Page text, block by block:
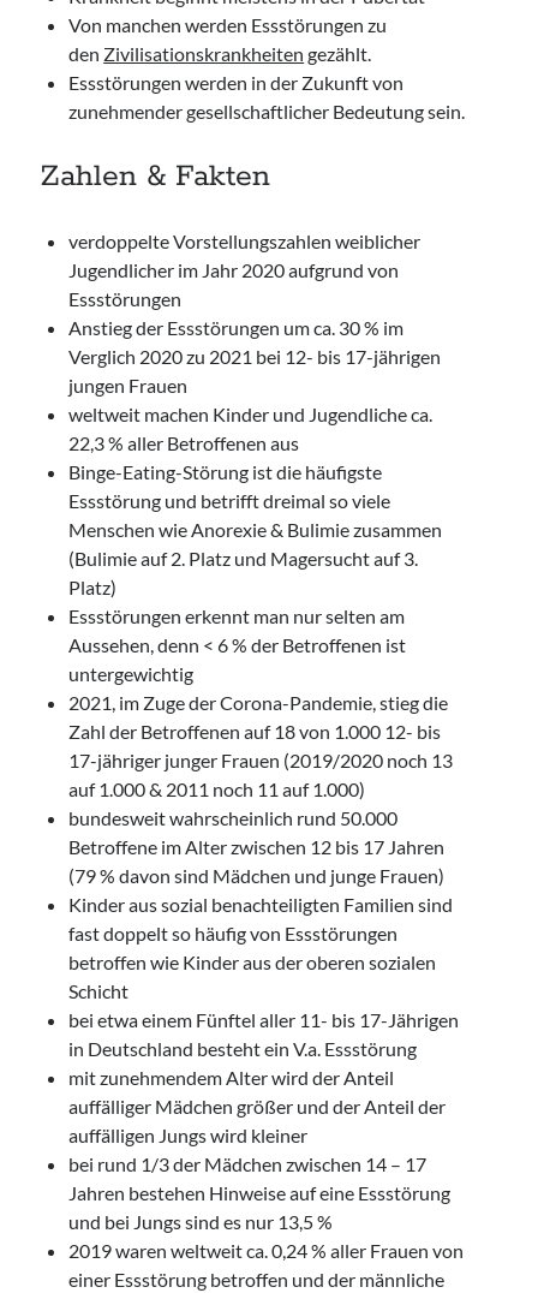
Von manchen werden Essstörungen zu
den Zivilisationskrankheiten gezählt.
Essstörungen werden in der Zukunft von
zunehmender gesellschaftlicher Bedeutung sein.
Zahlen & Fakten
verdoppelte Vorstellungszahlen weiblicher
Jugendlicher im Jahr 2020 aufgrund von
Essstörungen
Anstieg der Essstörungen um ca. 30 % im
Verglich 2020 zu 2021 bei 12- bis 17-jährigen
jungen Frauen
weltweit machen Kinder und Jugendliche ca.
22,3 % aller Betroffenen aus
Binge-Eating-Störung ist die häufigste
Essstörung und betrifft dreimal so viele
Menschen wie Anorexie & Bulimie zusammen
(Bulimie auf 2. Platz und Magersucht auf 3.
Platz)
Essstörungen erkennt man nur selten am
Aussehen, denn < 6 % der Betroffenen ist
untergewichtig
2021, im Zuge der Corona-Pandemie, stieg die
Zahl der Betroffenen auf 18 von 1.000 12- bis
17-jähriger junger Frauen (2019/2020 noch 13
auf 1.000 & 2011 noch 11 auf 1.000)
bundesweit wahrscheinlich rund 50.000
Betroffene im Alter zwischen 12 bis 17 Jahren
(79 % davon sind Mädchen und junge Frauen)
Kinder aus sozial benachteiligten Familien sind
fast doppelt so häufig von Essstörungen
betroffen wie Kinder aus der oberen sozialen
Schicht
bei etwa einem Fünftel aller 11- bis 17-Jährigen
in Deutschland besteht ein V.a. Essstörung
mit zunehmendem Alter wird der Anteil
auffälliger Mädchen größer und der Anteil der
auffälligen Jungs wird kleiner
bei rund 1/3 der Mädchen zwischen 14 – 17
Jahren bestehen Hinweise auf eine Essstörung
und bei Jungs sind es nur 13,5 %
2019 waren weltweit ca. 0,24 % aller Frauen von
einer Essstörung betroffen und der männliche